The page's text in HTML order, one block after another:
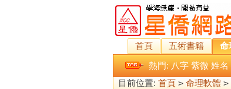
首頁 五術書籍 命
熱門: 八字 紫微 姓名
目前位置: 首頁 > 命理軟體 >